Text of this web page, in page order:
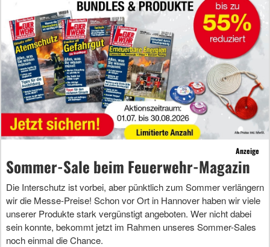
Anzeige
Sommer-Sale beim Feuerwehr-Magazin
Die Interschutz ist vorbei, aber pünktlich zum Sommer verlängern
wir die Messe-Preise! Schon vor Ort in Hannover haben wir viele
unserer Produkte stark vergünstigt angeboten. Wer nicht dabei
sein konnte, bekommt jetzt im Rahmen unseres Sommer-Sales
noch einmal die Chance.